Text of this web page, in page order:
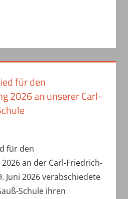
für den
2026 an unserer Carl-
für den
an der Carl-Friedrich-
Juni 2026 verabschiedete
Schule ihren